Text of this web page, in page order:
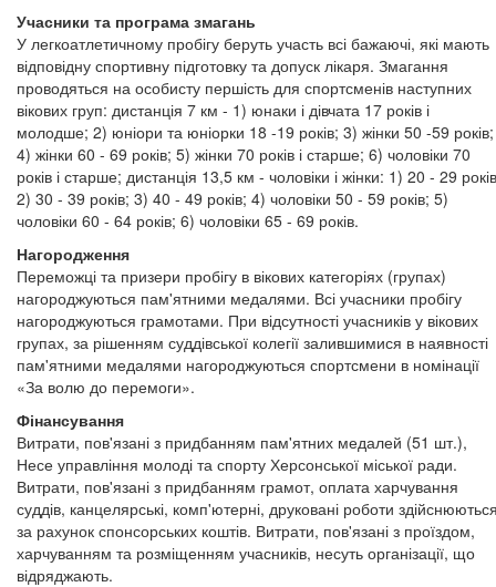
Учасники та програма змагань
У легкоатлетичному пробігу беруть участь всі бажаючі, які мають
відповідну спортивну підготовку та допуск лікаря. Змагання
проводяться на особисту першість для спортсменів наступних
вікових груп: дистанція 7 км - 1) юнаки і дівчата 17 років і
молодше; 2) юніори та юніорки 18 -19 років; 3) жінки 50 -59 років;
4) жінки 60 - 69 років; 5) жінки 70 років і старше; 6) чоловіки 70
років і старше; дистанція 13,5 км - чоловіки і жінки: 1) 20 - 29
2) 30 - 39 років; 3) 40 - 49 років; 4) чоловіки 50 - 59 років; 5)
чоловіки 60 - 64 років; 6) чоловіки 65 - 69 років.
Нагородження
Переможці та призери пробігу в вікових категоріях (групах)
нагороджуються пам'ятними медалями. Всі учасники пробігу
нагороджуються грамотами. При відсутності учасників у вікових
групах, за рішенням суддівської колегії залившимися в наявності
пам'ятними медалями нагороджуються спортсмени в номінації
«За волю до перемоги».
Фінансування
Витрати, пов'язані з придбанням пам'ятних медалей (51 шт.),
Несе управління молоді та спорту Херсонської міської ради.
Витрати, пов'язані з придбанням грамот, оплата харчування
суддів, канцелярські, комп'ютерні, друковані роботи
за рахунок спонсорських коштів. Витрати, пов'язані з проїздом,
харчуванням та розміщенням учасників, несуть організації, що
відряджають.